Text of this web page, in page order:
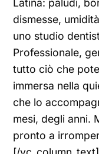
Latina: paludi,
dismesse,
uno studio
Professionale,
tutto ciò che
immersa nella
che lo
mesi, degli anni.
pronto a